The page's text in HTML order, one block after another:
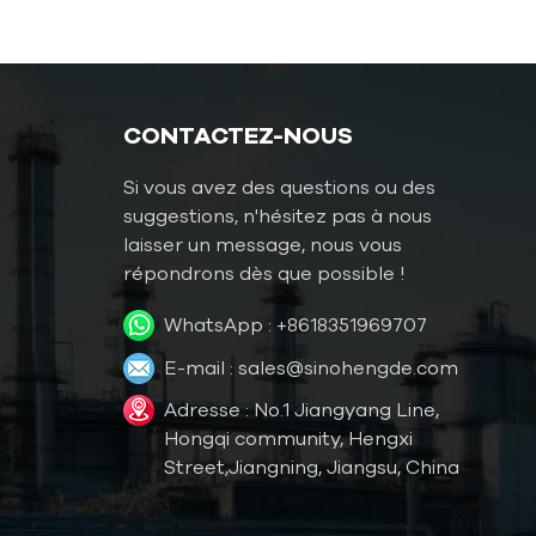
Contrôleur de température
Température de l'eau TCU
Température de l'eau TCU
jusqu'à 180 °C (356 °F)
Contrôleur de température
pour moules à huile
Huile TCU jusqu'à 200℃
(392˚F)
Huile TCU jusqu'à 300℃
(572˚F)
Contrôleur de température
CONTACTEZ-NOUS
Si vous avez des questions ou des
suggestions, n'hésitez pas à nous
laisser un message, nous vous
répondrons dès que possible !
WhatsApp : +8618351969707
E-mail :sales@sinohengde.com
Adresse : No.1 Jiangyang Line,
Hongqi community, Hengxi
Street,Jiangning, Jiangsu, China